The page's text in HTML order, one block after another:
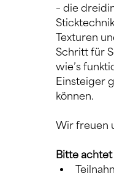
– die
Texturen
Schritt für
wie’s
Einsteiger
können.
Wir freuen
Bitte